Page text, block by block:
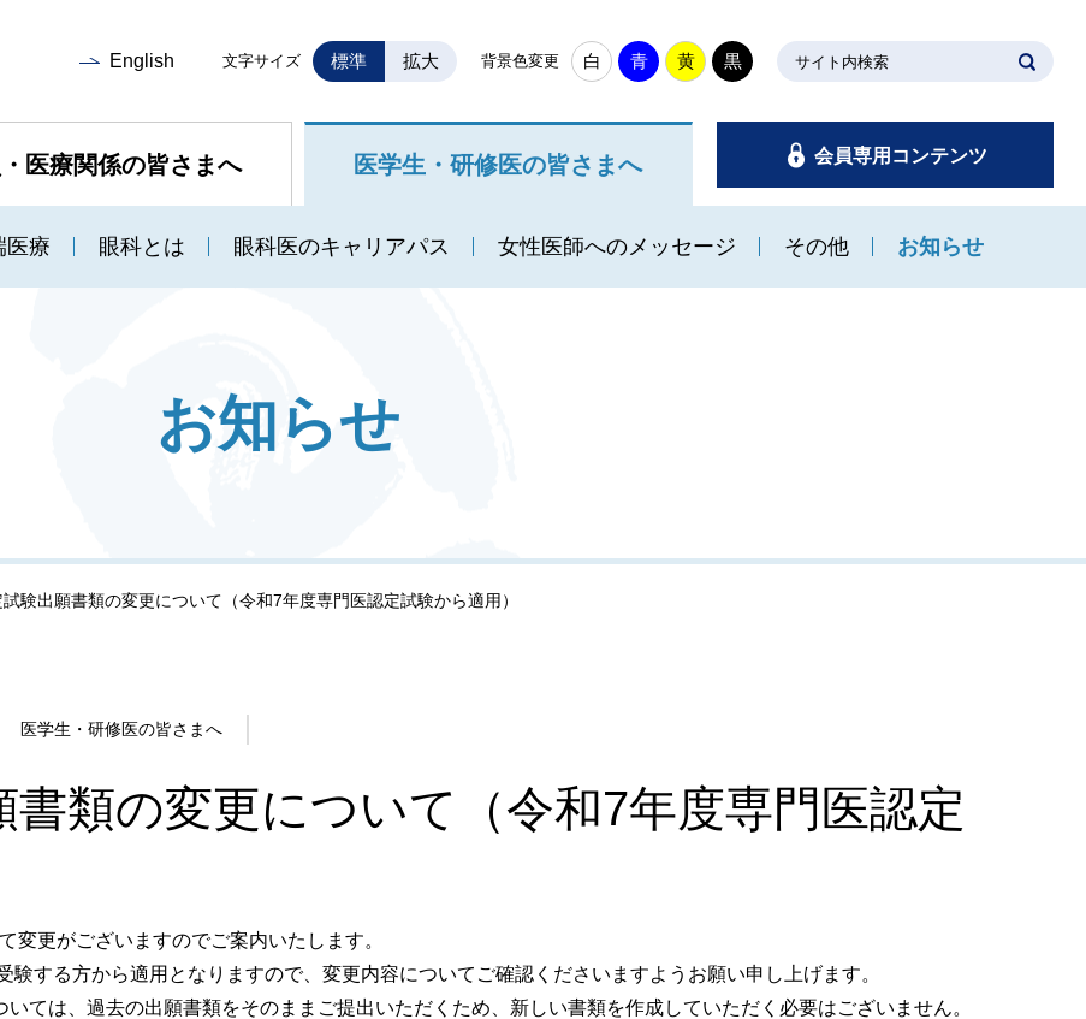
English 文字サイズ 標準 拡大 背景色変更 白 青 黄 黒 サイト内検索
医療関係の皆さまへ 医学生・研修医の皆さまへ 会員専用コンテンツ
医療 眼科とは 眼科医のキャリアパス 女性医師へのメッセージ その他 お知らせ
お知らせ
験出願書類の変更について（令和7年度専門医認定試験から適用）
医学生・研修医の皆さまへ
類の変更について（令和7年度専門医認定
変更がございますのでご案内いたします。
する方から適用となりますので、変更内容についてご確認くださいますようお願い申し上げます。
ては、過去の出願書類をそのままご提出いただくため、新しい書類を作成していただく必要はございません。